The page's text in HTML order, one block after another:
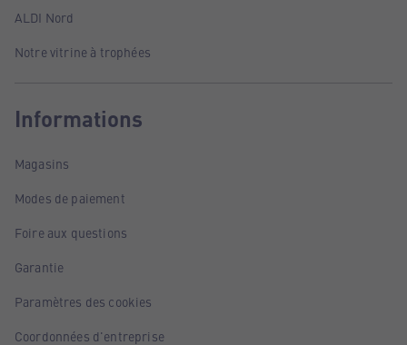
ALDI Nord
Notre vitrine à trophées
Informations
Magasins
Modes de paiement
Foire aux questions
Garantie
Paramètres des cookies
Coordonnées d'entreprise